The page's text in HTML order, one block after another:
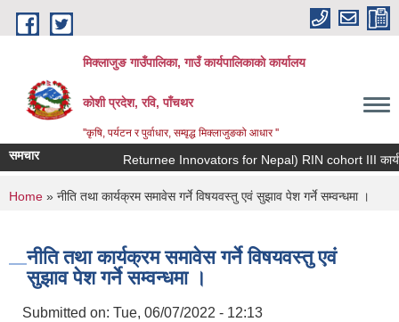
Skip to main content
मिक्लाजुङ गाउँपालिका, गाउँ कार्यपालिकाकाे कार्यालय
कोशी प्रदेश, रवि, पाँचथर
''कृषि, पर्यटन र पुर्वाधार, सम्वृद्ध मिक्लाजुङको आधार ''
समचार
You are here
Home » नीति तथा कार्यक्रम समावेस गर्ने विषयवस्तु एवं सुझाव पेश गर्ने सम्वन्धमा ।
नीति तथा कार्यक्रम समावेस गर्ने विषयवस्तु एवं
सुझाव पेश गर्ने सम्वन्धमा ।
Submitted on: Tue, 06/07/2022 - 12:13